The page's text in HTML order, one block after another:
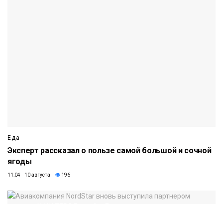
Еда
Эксперт рассказал о пользе самой большой и сочной
ягоды
11:04 10 августа 196